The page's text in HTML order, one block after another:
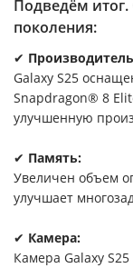
Подведём
поколения:
✔
Galaxy S25
Snapdragon® 8
улучшенную
✔ Память:
Увеличен объем
улучшает
✔ Камера:
Камера Galaxy